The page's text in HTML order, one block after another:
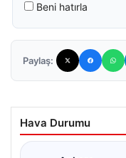
Beni hatırla
Paylaş:
Hava Durumu